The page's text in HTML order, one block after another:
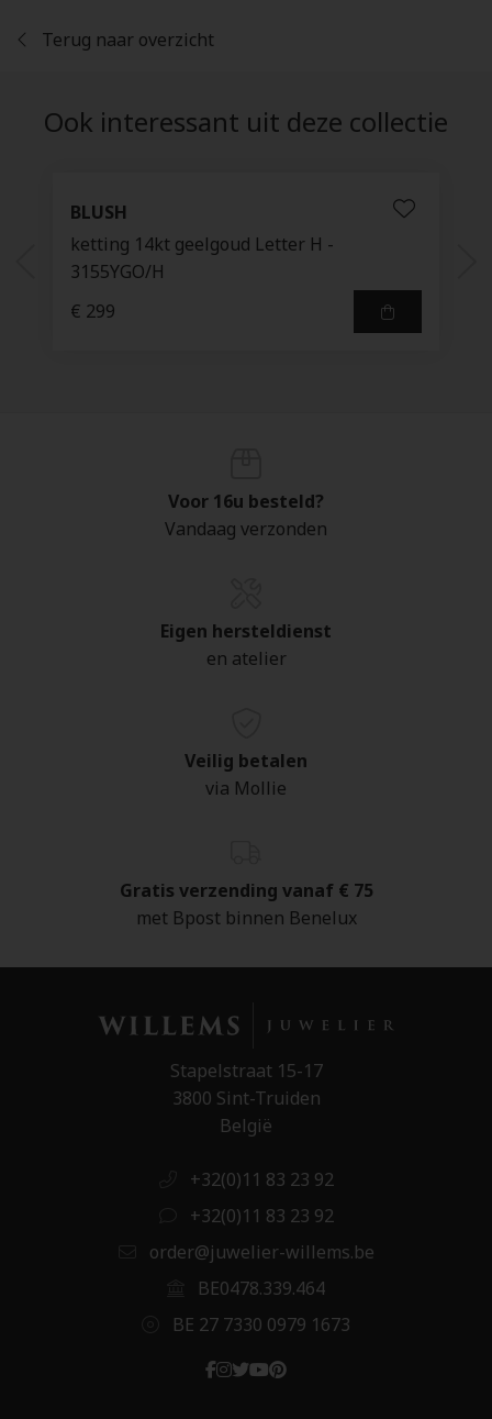
Terug naar overzicht
Ook interessant uit deze collectie
BLUSH
ketting 14kt geelgoud Letter H -
3155YGO/H
€ 299
Voor 16u besteld?
Vandaag verzonden
Eigen hersteldienst
en atelier
Veilig betalen
via Mollie
Gratis verzending vanaf € 75
met Bpost binnen Benelux
Stapelstraat 15-17
3800 Sint-Truiden
België
+32(0)11 83 23 92
+32(0)11 83 23 92
order@juwelier-willems.be
BE0478.339.464
BE 27 7330 0979 1673